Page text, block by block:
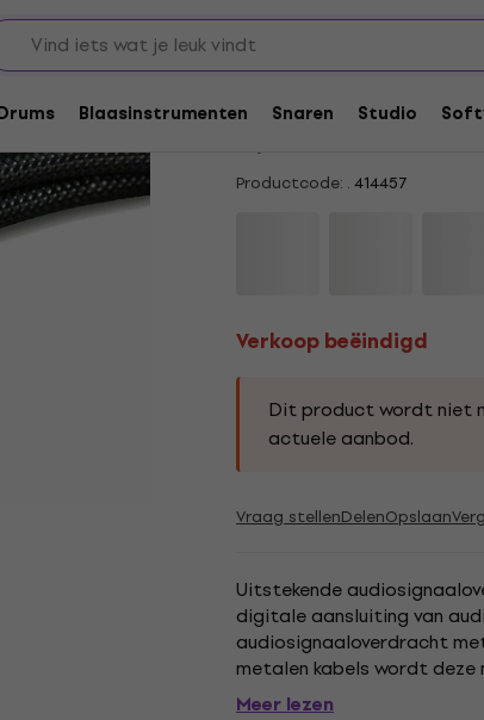
Blaasinstrumenten Snaren Studio
Verkoop beëindigd
Ludic Aesir Optilink
Productcode: .414457
Verkoop beëindigd
Dit product wordt niet
actuele aanbod.
Vraag stellenDelenOpslaan
Uitstekende
digitale aansluiting van
audiosignaaloverdracht
metalen kabels wordt
interferentie, waardoor
Meer lezen